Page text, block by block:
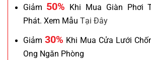
Giảm 50% Khi Mua Giàn Phơi
Phát. Xem Mẫu Tại Đây
Giảm 30% Khi Mua Cửa Lưới
Ong Ngăn Phòng